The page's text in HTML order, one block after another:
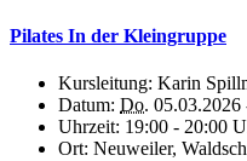
Pilates In der Kleingruppe
Kursleitung: Karin
Datum: Do. 05.03.2026
Uhrzeit: 19:00 - 20:00
Ort: Neuweiler,